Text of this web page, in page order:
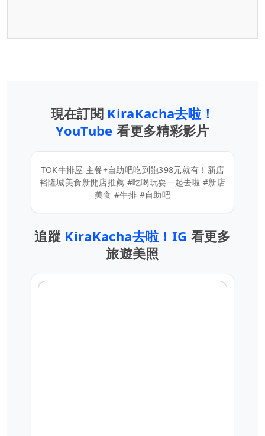
現在訂閱 KiraKacha去啦！
YouTube看更多精彩影片
TOK牛排屋 主餐+自助吧吃到飽398元就有！新店
裕隆城美食新開店推薦 #吃喝玩耍一起去啦 #新店
美食 #牛排 #自助吧
追蹤 KiraKacha去啦！IG 看更多
旅遊美照